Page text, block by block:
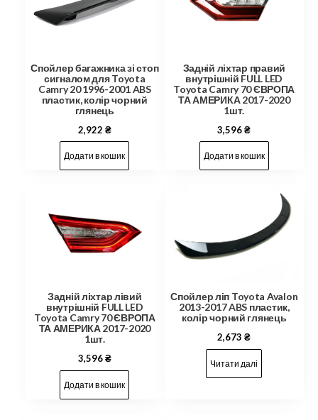
Спойлер багажника зі стоп
сигналом для Toyota
Camry 20 1996-2001 ABS
пластик, колір чорний
глянець
2,922 ₴
Додати в кошик
Задній ліхтар правий
внутрішній FULL LED
Toyota Camry 70 ЄВРОПА
ТА АМЕРИКА 2017-2020
1шт.
3,596₴
Додати в кошик
Задній ліхтар лівий
внутрішній FULL LED
Toyota Camry 70 ЄВРОПА
ТА АМЕРИКА 2017-2020
1шт.
3,596₴
Додати в кошик
Спойлер ліп Toyota Avalon
2013-2017 ABS пластик,
колір чорний глянець
2,673₴
Читати далі